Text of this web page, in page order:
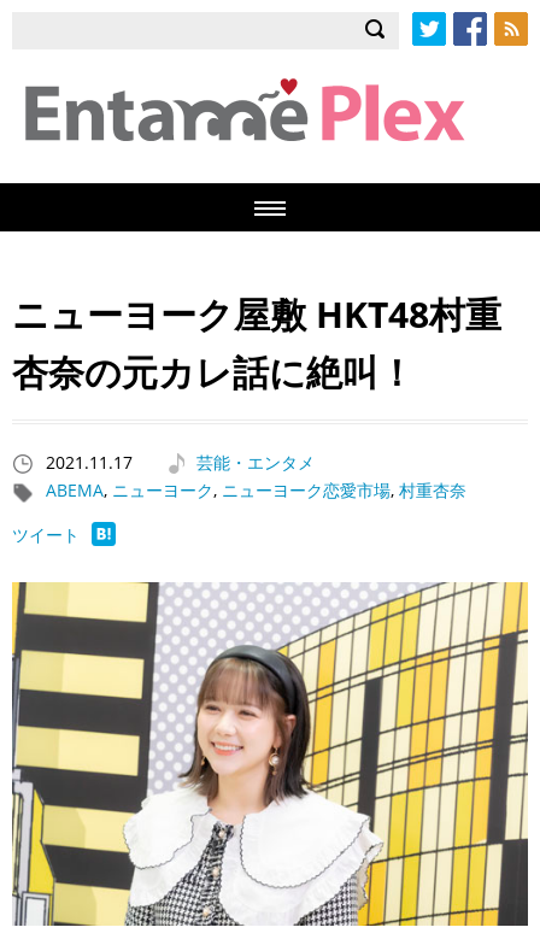
ニューヨーク屋敷 HKT48村重
杏奈の元カレ話に絶叫！
2021.11.17
芸能・エンタメ
ABEMA, ニューヨーク, ニューヨーク恋愛市場, 村重杏奈
ツイート